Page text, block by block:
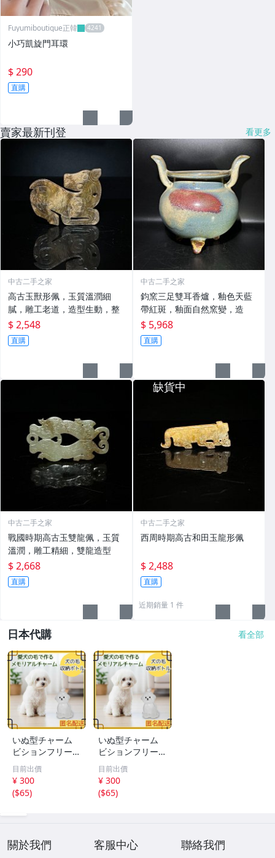
Fuyumiboutique正韓
小巧凱旋門耳環
$ 290
直購
賣家最新刊登 看更多
中古二手之家
高古玉獸形佩，玉質溫潤細
膩，雕工老道，造型生動，整
$ 2,548
直購
中古二手之家
鈞窯三足雙耳香爐，釉色天藍
帶紅斑，釉面自然窯變，造
$ 5,968
直購
中古二手之家
戰國時期高古玉雙龍佩，玉質
溫潤，雕工精細，雙龍造型
$ 2,668
直購
中古二手之家
西周時期高古和田玉龍形佩
$ 2,488
直購
近期銷量 1 件
日本代購 看全部
いぬ型チャーム
ビションフリーゼ
アクセサリー キ
ーホルダー ペア
思い出
目前出價
¥ 300
($65)
いぬ型チャーム
ビションフリーゼ
アクセサリー キ
ーホルダー ペア
思い出
目前出價
¥ 300
($65)
關於我們 客服中心 聯絡我們